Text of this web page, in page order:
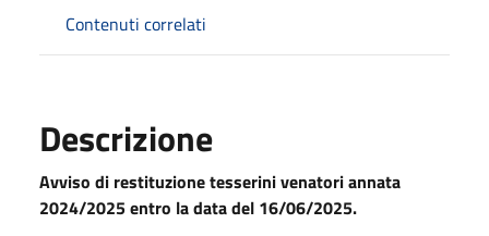
Contenuti correlati
Descrizione
Avviso di restituzione tesserini venatori annata
2024/2025 entro la data del 16/06/2025.